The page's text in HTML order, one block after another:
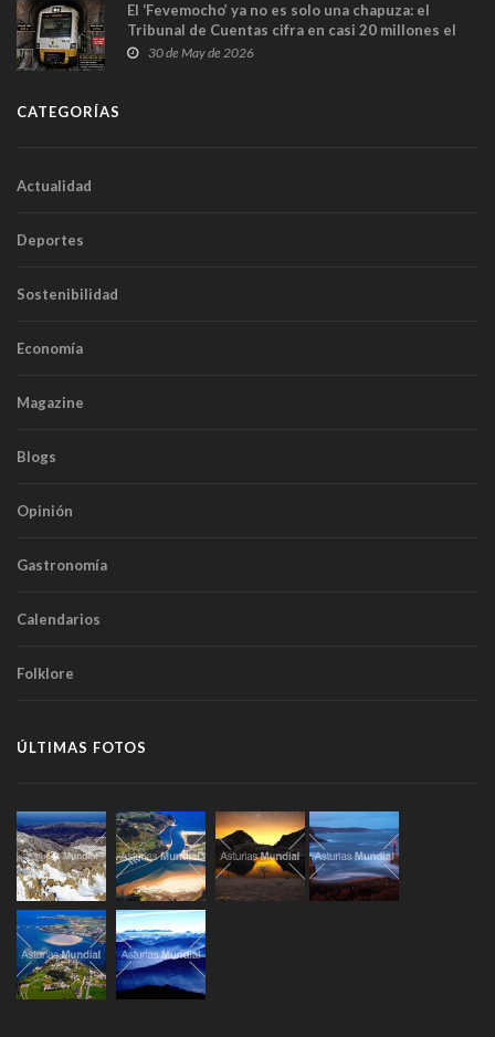
El ‘Fevemocho’ ya no es solo una chapuza: el
Tribunal de Cuentas cifra en casi 20 millones el
sobrecoste de los trenes que no cabían por los
30 de May de 2026
CATEGORÍAS
Actualidad
Deportes
Sostenibilidad
Economía
Magazine
Blogs
Opinión
Gastronomía
Calendarios
Folklore
ÚLTIMAS FOTOS